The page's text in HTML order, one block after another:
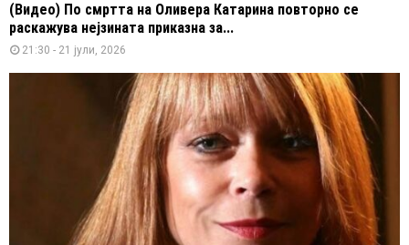
(Видео) По смртта на Оливера Катарина повторно се
раскажува нејзината приказна за...
21:30 - 21 јули, 2026